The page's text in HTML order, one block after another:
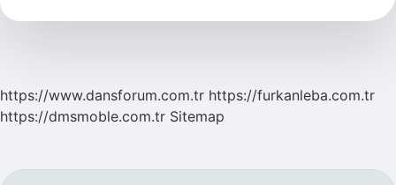
https://www.dansforum.com.tr https://furkanleba.com.tr
https://dmsmoble.com.tr Sitemap